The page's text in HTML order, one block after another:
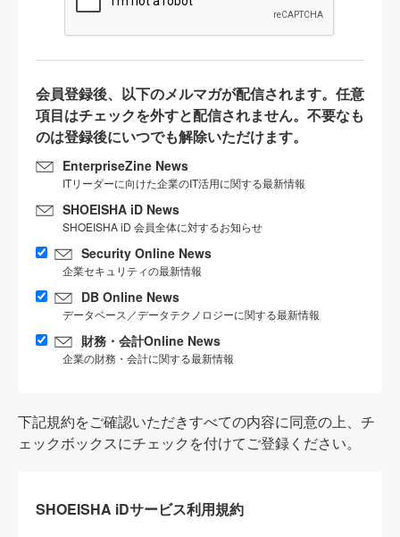
会員登録後、以下のメルマガが配信されます。任意
項目はチェックを外すと配信されません。不要なも
のは登録後にいつでも解除いただけます。
EnterpriseZine News
ITリーダーに向けた企業のIT活用に関する最新情報
SHOEISHA iD News
SHOEISHA iD 会員全体に対するお知らせ
Security Online News
企業セキュリティの最新情報
DB Online News
データベース／データテクノロジーに関する最新情報
財務・会計Online News
企業の財務・会計に関する最新情報
下記規約をご確認いただきすべての内容に同意の上、チ
ェックボックスにチェックを付けてご登録ください。
SHOEISHA iDサービス利用規約